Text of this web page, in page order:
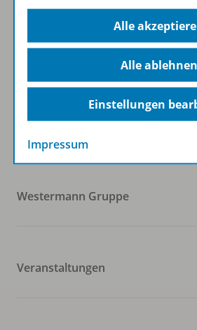
Zum Newsletter
Folgen Sie uns auf Social Media
Westermann Gruppe
Veranstaltungen
Alle
Alle ablehnen
Einstellungen
Impressum